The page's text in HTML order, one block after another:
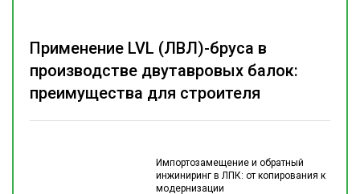
Импортозамещение и обратный
инжиниринг в ЛПК: от копирования к
модернизации
Применение LVL (ЛВЛ)-бруса в
производстве двутавровых балок:
преимущества для строителя